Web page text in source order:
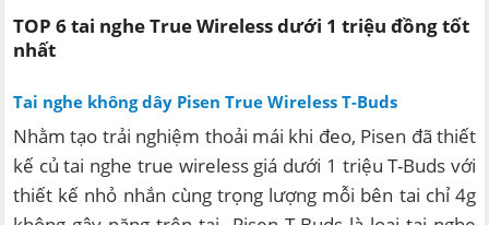
TOP 6 tai nghe True Wireless dưới 1 triệu đồng tốt
nhất
Tai nghe không dây Pisen True Wireless T-Buds
Nhằm tạo trải nghiệm thoải mái khi đeo, Pisen đã thiết
kế củ tai nghe true wireless giá dưới 1 triệu T-Buds với
thiết kế nhỏ nhắn cùng trọng lượng mỗi bên tai chỉ 4g